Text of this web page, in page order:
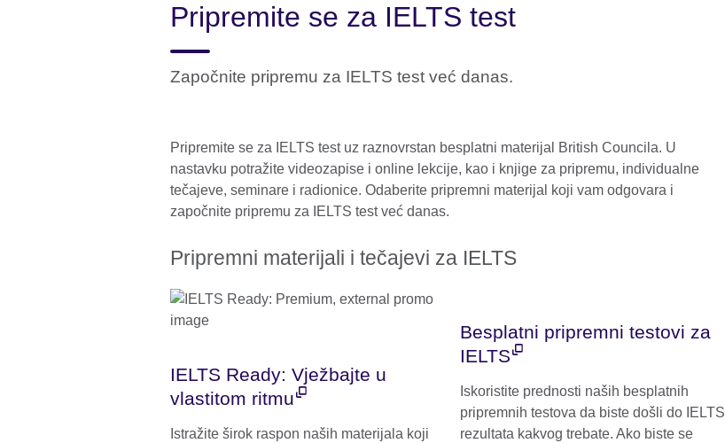
Pripremite se za IELTS test
Započnite pripremu za IELTS test već danas.
Pripremite se za IELTS test uz raznovrstan besplatni materijal British Councila. U
nastavku potražite videozapise i online lekcije, kao i knjige za pripremu, individualne
tečajeve, seminare i radionice. Odaberite pripremni materijal koji vam odgovara i
započnite pripremu za IELTS test već danas.
Pripremni materijali i tečajevi za IELTS
IELTS Ready: Vježbajte u
vlastitom ritmu
Istražite širok raspon naših materijala koji
Besplatni pripremni testovi za
IELTS
Iskoristite prednosti naših besplatnih
pripremnih testova da biste došli do IELTS
rezultata kakvog trebate. Ako biste se